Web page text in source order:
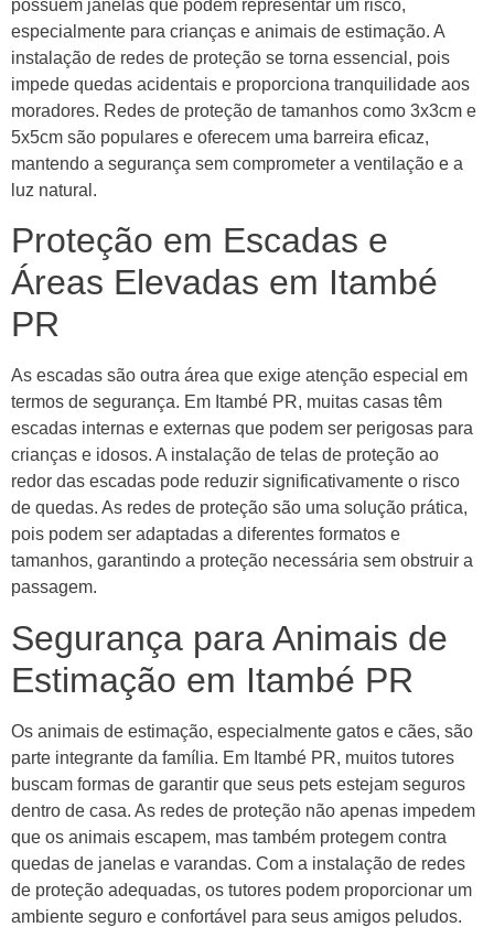
possuem janelas que podem representar um risco,
especialmente para crianças e animais de estimação. A
instalação de redes de proteção se torna essencial, pois
impede quedas acidentais e proporciona tranquilidade aos
moradores. Redes de proteção de tamanhos como 3x3cm e
5x5cm são populares e oferecem uma barreira eficaz,
mantendo a segurança sem comprometer a ventilação e a
luz natural.
Proteção em Escadas e
Áreas Elevadas em Itambé
PR
As escadas são outra área que exige atenção especial em
termos de segurança. Em Itambé PR, muitas casas têm
escadas internas e externas que podem ser perigosas para
crianças e idosos. A instalação de telas de proteção ao
redor das escadas pode reduzir significativamente o risco
de quedas. As redes de proteção são uma solução prática,
pois podem ser adaptadas a diferentes formatos e
tamanhos, garantindo a proteção necessária sem obstruir a
passagem.
Segurança para Animais de
Estimação em Itambé PR
Os animais de estimação, especialmente gatos e cães, são
parte integrante da família. Em Itambé PR, muitos tutores
buscam formas de garantir que seus pets estejam seguros
dentro de casa. As redes de proteção não apenas impedem
que os animais escapem, mas também protegem contra
quedas de janelas e varandas. Com a instalação de redes
de proteção adequadas, os tutores podem proporcionar um
ambiente seguro e confortável para seus amigos peludos.